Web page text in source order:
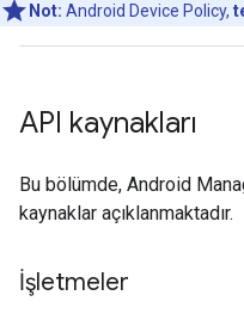
Not: Android Device Policy,
API kaynakları
Bu bölümde, Android
kaynaklar açıklanmaktadır.
İşletmeler